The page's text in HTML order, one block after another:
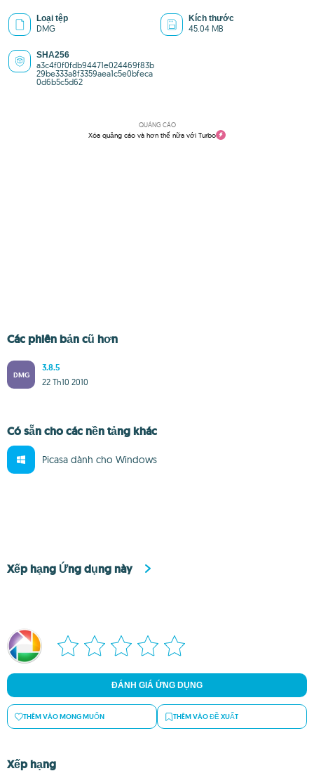
Loại tệp
DMG
Kích thước
45.04 MB
SHA256
a3c4f0f0fdb94471e024469f83b
29be333a8f3359aea1c5e0bfeca
0d6b5c5d62
QUẢNG CÁO
Xóa quảng cáo và hơn thế nữa với Turbo
Các phiên bản cũ hơn
DMG
3.8.5
22 Th10 2010
Có sẵn cho các nền tảng khác
Picasa dành cho Windows
Xếp hạng Ứng dụng này
ĐÁNH GIÁ ỨNG DỤNG
THÊM VÀO MONG MUỐN THÊM VÀO ĐỀ XUẤT
Xếp hạng